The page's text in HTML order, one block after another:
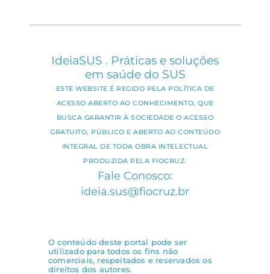
IdeiaSUS . Práticas e soluções
em saúde do SUS
ESTE WEBSITE É REGIDO PELA POLÍTICA DE
ACESSO ABERTO AO CONHECIMENTO, QUE
BUSCA GARANTIR À SOCIEDADE O ACESSO
GRATUITO, PÚBLICO E ABERTO AO CONTEÚDO
INTEGRAL DE TODA OBRA INTELECTUAL
PRODUZIDA PELA FIOCRUZ.
Fale Conosco:
ideia.sus@fiocruz.br
O conteúdo deste portal pode ser
utilizado para todos os fins não
comerciais, respeitados e reservados os
direitos dos autores.